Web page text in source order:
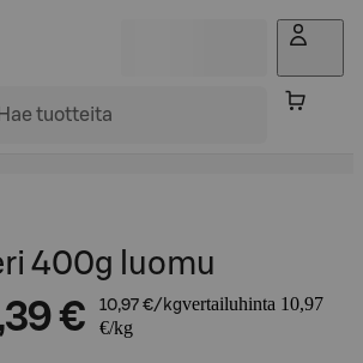
400g luomu
€ 10,97 €/kgvertailuhinta 10,97
€/kg